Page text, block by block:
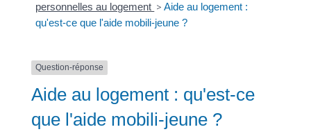
personnelles au logement > Aide au logement :
qu'est-ce que l'aide mobili-jeune ?
Question-réponse
Aide au logement : qu'est-ce
que l'aide mobili-jeune ?